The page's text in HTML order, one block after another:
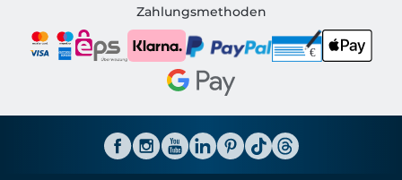
Shirtinator AT
Zahlungsmethoden